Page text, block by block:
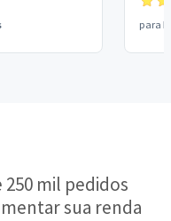
para
250 mil pedidos
sua renda